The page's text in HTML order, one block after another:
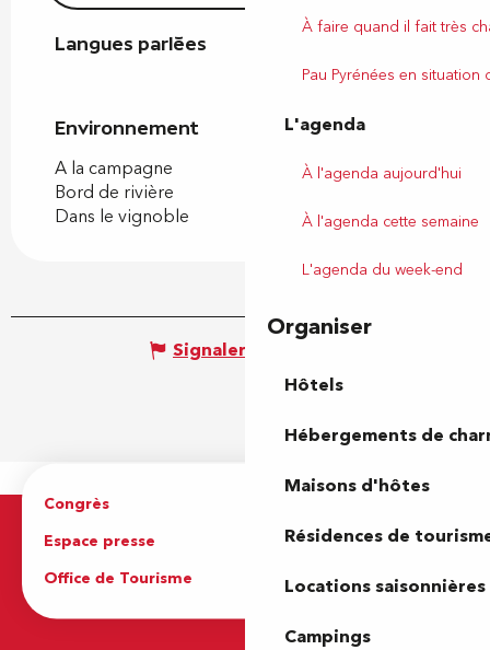
À faire quand il fait très
Pau Pyrénées en situation
L'agenda
À l'agenda aujourd'hui
À l'agenda cette semaine
L'agenda du week-end
Organiser
Hôtels
Hébergements de
Maisons d'hôtes
Résidences de
Locations saisonnières
Campings
Langues parlées
Langues parlées
Environnement
Environnement
A la campagne
Bord de rivière
Dans le vignoble
Signaler une erreur
Congrès
Espace presse
Brochures
Office de Tourisme